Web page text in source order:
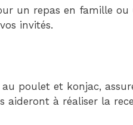
un repas en famille ou
invités.
poulet et konjac,
aideront à réaliser la